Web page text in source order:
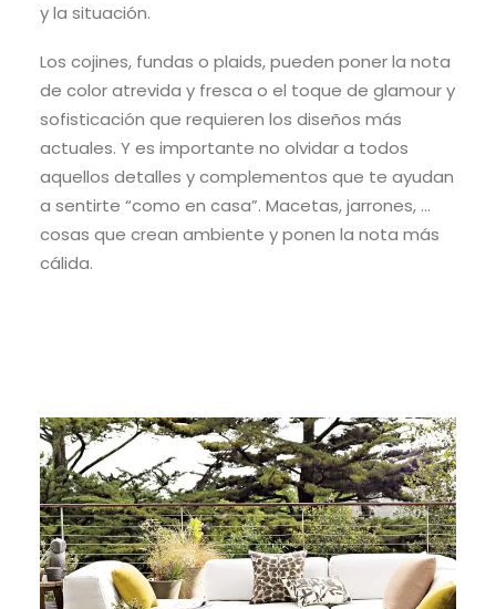
y la situación.
Los cojines, fundas o plaids, pueden poner la nota
de color atrevida y fresca o el toque de glamour y
sofisticación que requieren los diseños más
actuales. Y es importante no olvidar a todos
aquellos detalles y complementos que te ayudan
a sentirte “como en casa”. Macetas, jarrones, …
cosas que crean ambiente y ponen la nota más
cálida.